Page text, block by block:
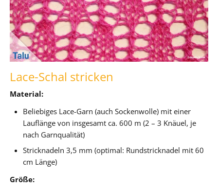
Lace-Schal stricken
Material:
Beliebiges Lace-Garn (auch Sockenwolle) mit einer
Lauflänge von insgesamt ca. 600 m (2 – 3 Knäuel, je
nach Garnqualität)
Stricknadeln 3,5 mm (optimal: Rundstricknadel mit 60
cm Länge)
Größe: